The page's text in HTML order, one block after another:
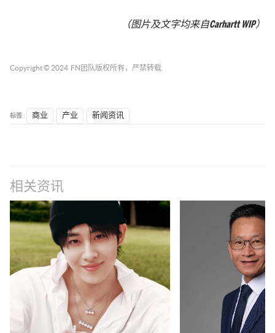
（图片及文字均来自Carhartt WIP）
Copyright © 2024 FN团队 版权所有，严禁转载.
标签 : 商业 产业 新闻资讯
相关资讯